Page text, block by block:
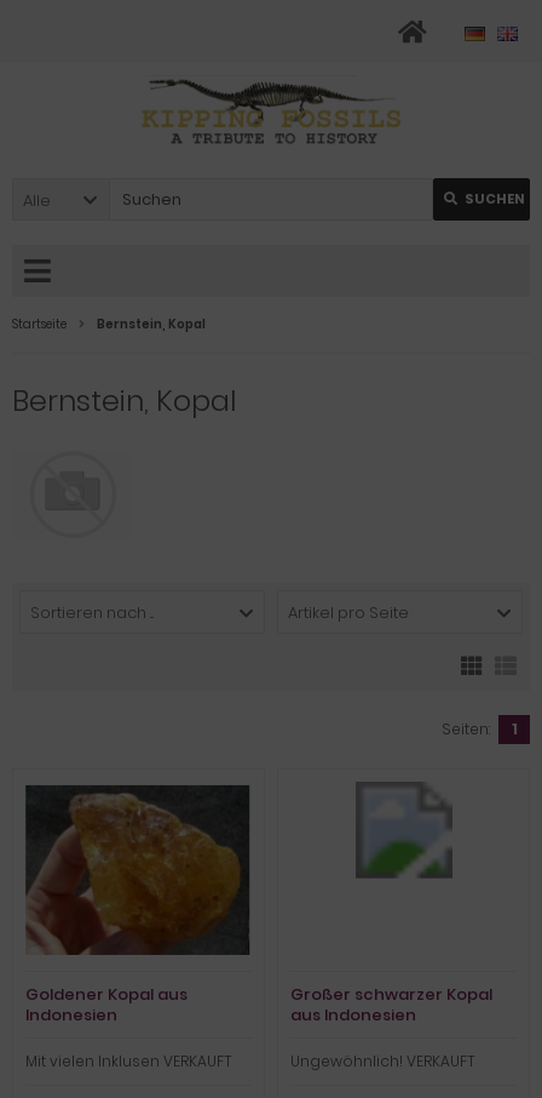
Alle SUCHEN
Startseite Bernstein, Kopal
Bernstein, Kopal
Sortieren nach ... Artikel pro Seite
Seiten: 1
Goldener Kopal aus
Indonesien
Mit vielen Inklusen VERKAUFT
Großer schwarzer Kopal
aus Indonesien
Ungewöhnlich! VERKAUFT